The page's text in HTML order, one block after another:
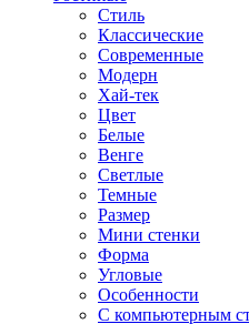
Стиль
Классические
Современные
Модерн
Хай-тек
Цвет
Белые
Венге
Светлые
Темные
Размер
Мини стенки
Форма
Угловые
Особенности
С компьютерным